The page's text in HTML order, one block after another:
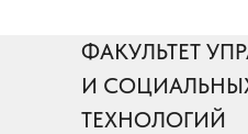
ФАКУЛЬТЕТ
И
ТЕХНОЛОГИЙ